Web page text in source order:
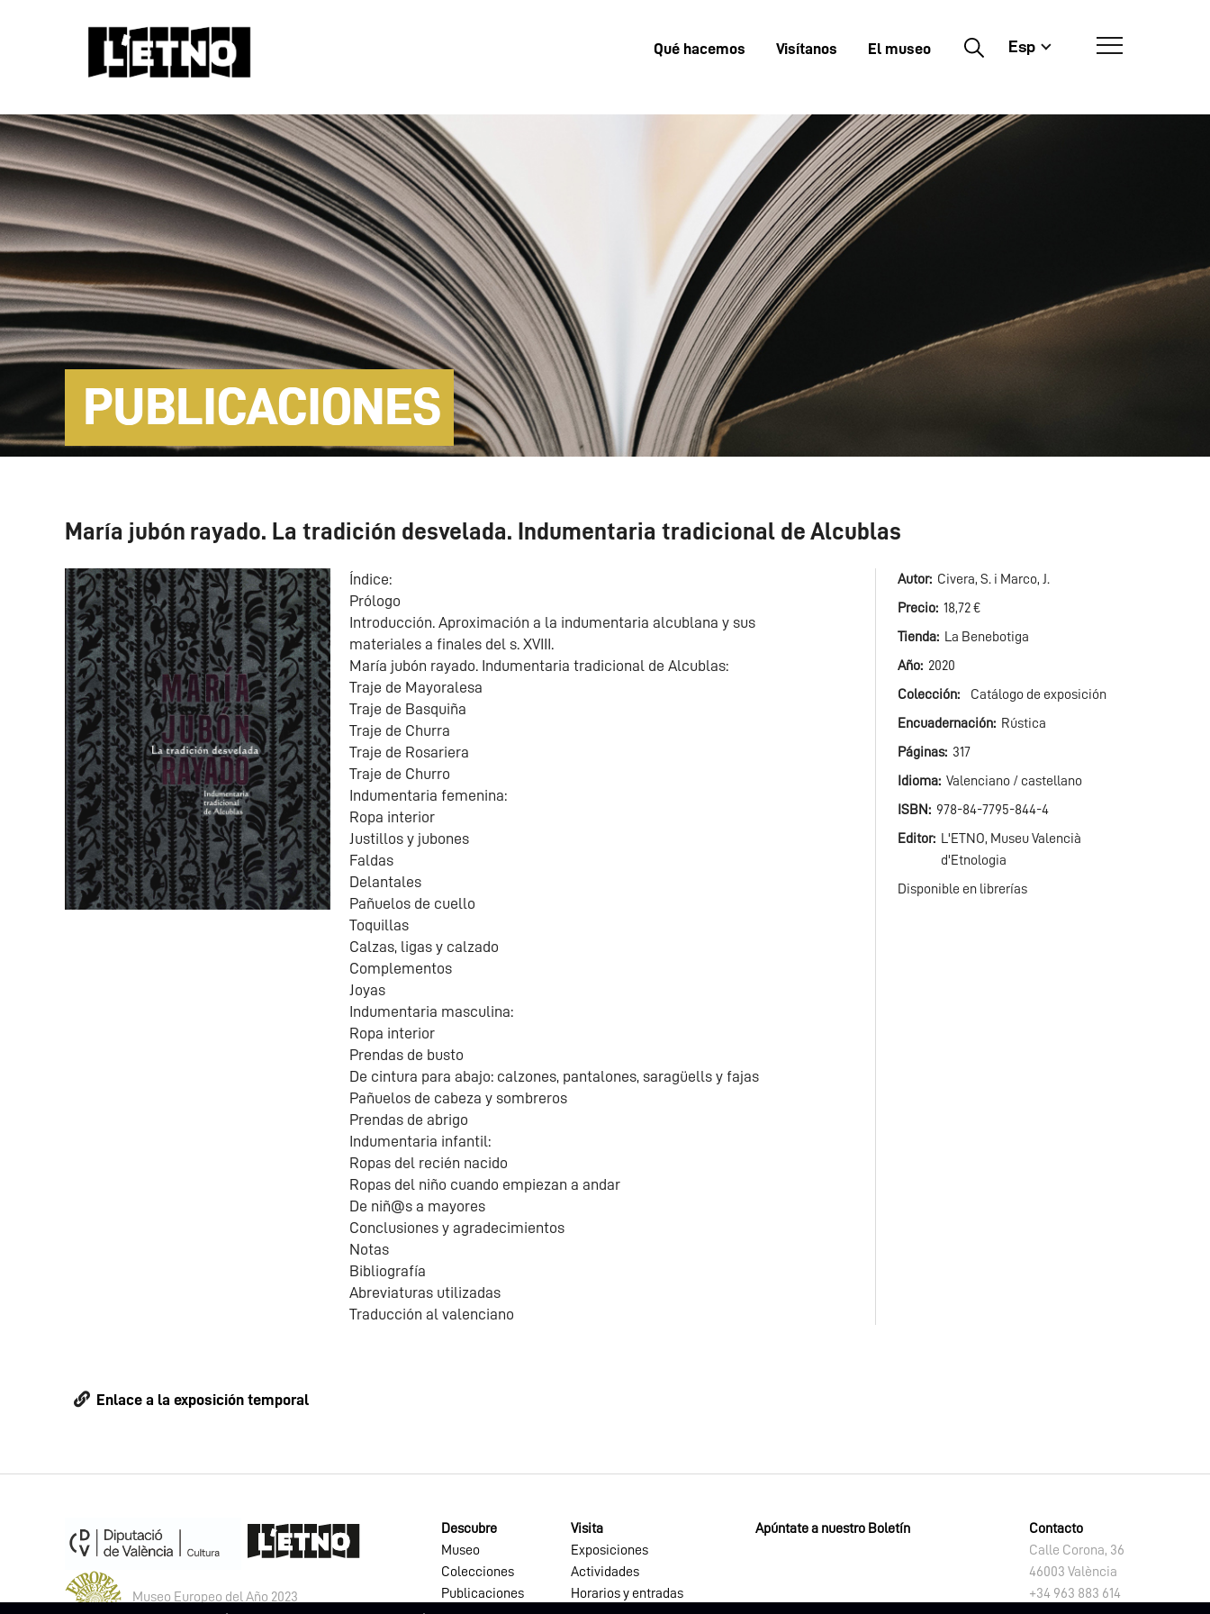
Menú
Qué hacemos Visítanos El museo Buscar Esp
PUBLICACIONES
María jubón rayado. La tradición desvelada. Indumentaria tradicional de Alcublas
Índice:
Prólogo
Introducción. Aproximación a la indumentaria alcublana y sus
materiales a finales del s. XVIII.
María jubón rayado. Indumentaria tradicional de Alcublas:
Traje de Mayoralesa
Traje de Basquiña
Traje de Churra
Traje de Rosariera
Traje de Churro
Indumentaria femenina:
Ropa interior
Justillos y jubones
Faldas
Delantales
Pañuelos de cuello
Toquillas
Calzas, ligas y calzado
Complementos
Joyas
Indumentaria masculina:
Ropa interior
Prendas de busto
De cintura para abajo: calzones, pantalones, saragüells y fajas
Pañuelos de cabeza y sombreros
Prendas de abrigo
Indumentaria infantil:
Ropas del recién nacido
Ropas del niño cuando empiezan a andar
De niñ@s a mayores
Conclusiones y agradecimientos
Notas
Bibliografía
Abreviaturas utilizadas
Traducción al valenciano
Autor
Civera, S. i Marco, J.
Precio 18,72 €
Tienda
La Benebotiga
Año
2020
Colección
Catálogo de exposición
Encuadernación
Rústica
Páginas
317
Idioma Valenciano / castellano
ISBN
978-84-7795-844-4
Editor
L'ETNO, Museu Valencià
d'Etnologia
Disponible en librerías
Enlace a la exposición temporal
Museo Europeo del Año 2023
Descubre
Museo
Colecciones
Publicaciones
Visita
Exposiciones
Actividades
Horarios y entradas
Apúntate a nuestro Boletín
Contacto
Calle Corona, 36
46003 València
+34 963 883 614